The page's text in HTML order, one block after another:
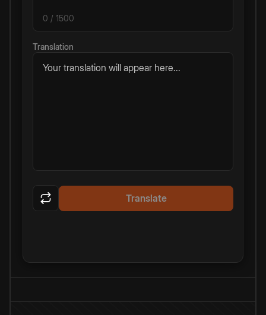
0 / 1500
Translation
Your translation will appear here...
Translate